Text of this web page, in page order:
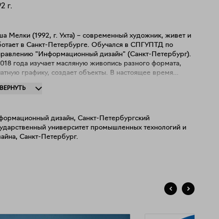
г.
Мелки (1992, г. Ухта) – современный художник, живет и
в Санкт-Петербурге. Обучался в СПГУПТД по
"Информационный дизайн" (Санкт-Петербург).
года изучает масляную живопись разного формата,
графику, создает объекты. В настоящее время
в современном обществе. Участник более десяти
С 2019 года выставляется персонально. Работы
находятся в частных коллекциях России.
дизайн, Санкт-Петербургский
университет промышленных технологий и
Санкт-Петербург.